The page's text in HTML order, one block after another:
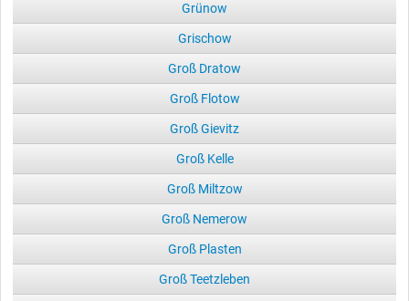
Grünow
Grischow
Groß Dratow
Groß Flotow
Groß Gievitz
Groß Kelle
Groß Miltzow
Groß Nemerow
Groß Plasten
Groß Teetzleben